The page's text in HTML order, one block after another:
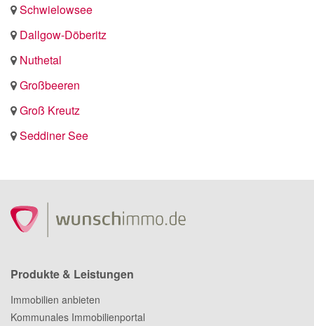
Schwielowsee
Dallgow-Döberitz
Nuthetal
Großbeeren
Groß Kreutz
Seddiner See
Produkte & Leistungen
Immobilien anbieten
Kommunales Immobilienportal